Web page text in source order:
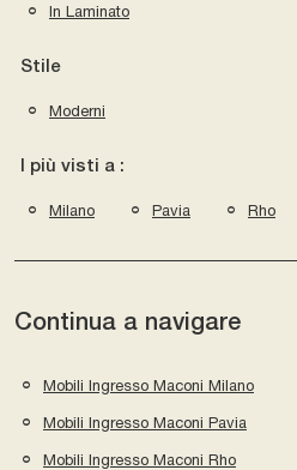
In Laminato
Stile
Moderni
I più visti a :
Milano Pavia Rho
Continua a navigare
Mobili Ingresso Maconi Milano
Mobili Ingresso Maconi Pavia
Mobili Ingresso Maconi Rho